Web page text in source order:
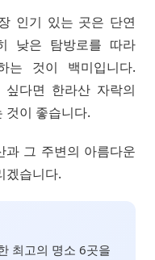
인기 있는 곳은 단연
낮은 탐방로를 따라
는 것이 백미입니다.
다면 한라산 자락의
것이 좋습니다.
과 그 주변의 아름다운
겠습니다.
최고의 명소 6곳을